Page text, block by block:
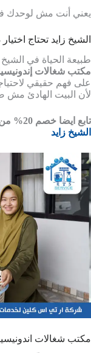
يعني أنت مش لوحدك
الشيخ زايد تحتاج
طبيعة الحياة في الشيخ
مكتب شغالات
على فهم حقيقي
لأن البيت الهادئ مش
تابع ايضا خصم 20% من
الشيخ زايد
مكتب شغالات